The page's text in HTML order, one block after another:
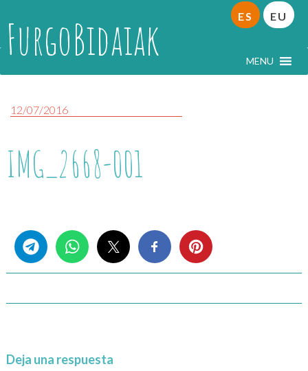
FurgoBidaiak MENU
ES EU
12/07/2016
IMG_2668-001
Deja una respuesta